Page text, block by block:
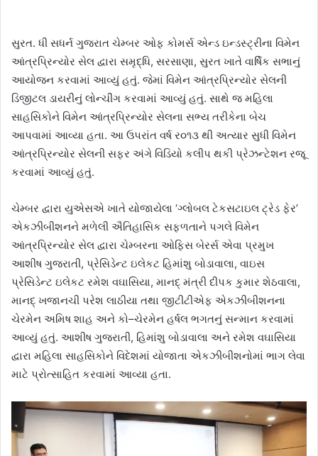
સુરત. ધી સધર્ન ગુજરાત ચેમ્બર ઓફ કોમર્સ એન્ડ ઇન્ડસ્ટ્રીના વિમેન
આંત્રપ્રિન્યોર સેલ દ્વારા સમૃદ્ધિ, સરસાણા, સુરત ખાતે વાર્ષિક સભાનું
આયોજન કરવામાં આવ્યું હતું. જેમાં વિમેન આંત્રપ્રિન્યોર સેલની
ડિજીટલ ડાયરીનું લોન્ચીંગ કરવામાં આવ્યું હતું. સાથે જ મહિલા
સાહસિકોને વિમેન આંત્રપ્રિન્યોર સેલના સભ્ય તરીકેના બેચ
આપવામાં આવ્યા હતા. આ ઉપરાંત વર્ષ ર૦૧૩ થી અત્યાર સુધી વિમેન
આંત્રપ્રિન્યોર સેલની સફર અંગે વિડિયો કલીપ થકી પ્રેઝન્ટેશન રજૂ
કરવામાં આવ્યું હતું.
ચેમ્બર દ્વારા યુએસએ ખાતે યોજાયેલા ‘ગ્લોબલ ટેકસટાઇલ ટ્રેડ ફેર’
એકઝીબીશનને મળેલી ઐતિહાસિક સફળતાને પગલે વિમેન
આંત્રપ્રિન્યોર સેલ દ્વારા ચેમ્બરના ઓફિસ બેરર્સ એવા પ્રમુખ
આશીષ ગુજરાતી, પ્રેસિડેન્ટ ઇલેકટ હિમાંશુ બોડાવાલા, વાઇસ
પ્રેસિડેન્ટ ઇલેકટ રમેશ વઘાસિયા, માનદ્‌ મંત્રી દીપક કુમાર શેઠવાલા,
માનદ્‌ ખજાનચી પરેશ લાઠીયા તથા જીટીટીએફ એકઝીબીશનના
ચેરમેન અમિષ શાહ અને કો–ચેરમેન હર્ષલ ભગતનું સન્માન કરવામાં
આવ્યું હતું. આશીષ ગુજરાતી, હિમાંશુ બોડાવાલા અને રમેશ વઘાસિયા
દ્વારા મહિલા સાહસિકોને વિદેશમાં યોજાતા એકઝીબીશનોમાં ભાગ લેવા
માટે પ્રોત્સાહિત કરવામાં આવ્યા હતા.